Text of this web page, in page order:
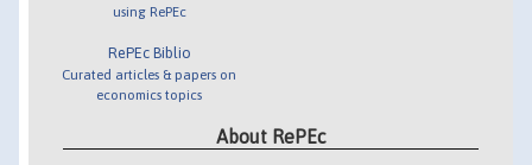
using RePEc
RePEc Biblio
Curated articles & papers on
economics topics
About RePEc